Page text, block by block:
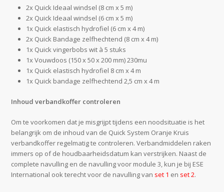
2x Quick Ideaal windsel (8 cm x 5 m)
2x Quick Ideaal windsel (6 cm x 5 m)
1x Quick elastisch hydrofiel (6 cm x 4 m)
2x Quick Bandage zelfhechtend (8 cm x 4 m)
1x Quick vingerbobs wit à 5 stuks
1x Vouwdoos (150 x 50 x 200 mm) 230mu
1x Quick elastisch hydrofiel 8 cm x 4 m
1x Quick bandage zelfhechtend 2,5 cm x 4 m
Inhoud verbandkoffer controleren
Om te voorkomen dat je misgrijpt tijdens een noodsituatie is het
belangrijk om de inhoud van de Quick System Oranje Kruis
verbandkoffer regelmatig te controleren. Verbandmiddelen raken
immers op of de houdbaarheidsdatum kan verstrijken. Naast de
complete navulling en de navulling voor module 3, kun je bij ESE
International ook terecht voor de navulling van set 1 en set 2.